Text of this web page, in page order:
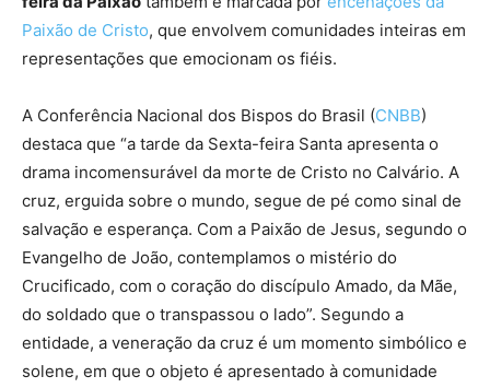
Paixão de Cristo, que envolvem comunidades inteiras em
representações que emocionam os fiéis.
A Conferência Nacional dos Bispos do Brasil (CNBB)
destaca que “a tarde da Sexta-feira Santa apresenta o
drama incomensurável da morte de Cristo no Calvário. A
cruz, erguida sobre o mundo, segue de pé como sinal de
salvação e esperança. Com a Paixão de Jesus, segundo o
Evangelho de João, contemplamos o mistério do
Crucificado, com o coração do discípulo Amado, da Mãe,
do soldado que o transpassou o lado”. Segundo a
entidade, a veneração da cruz é um momento simbólico e
solene, em que o objeto é apresentado à comunidade